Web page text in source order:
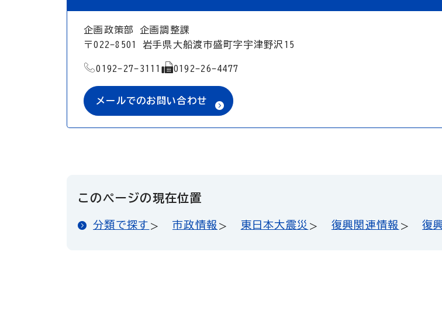
企画政策部 企画調整課
〒022-8501 岩手県大船渡市盛町字宇津野沢15
TEL
0192-27-3111 FAX
0192-26-4477
メールでのお問い合わせ
このページの現在位置
分類で探す 市政情報 東日本大震災 復興関連情報 復